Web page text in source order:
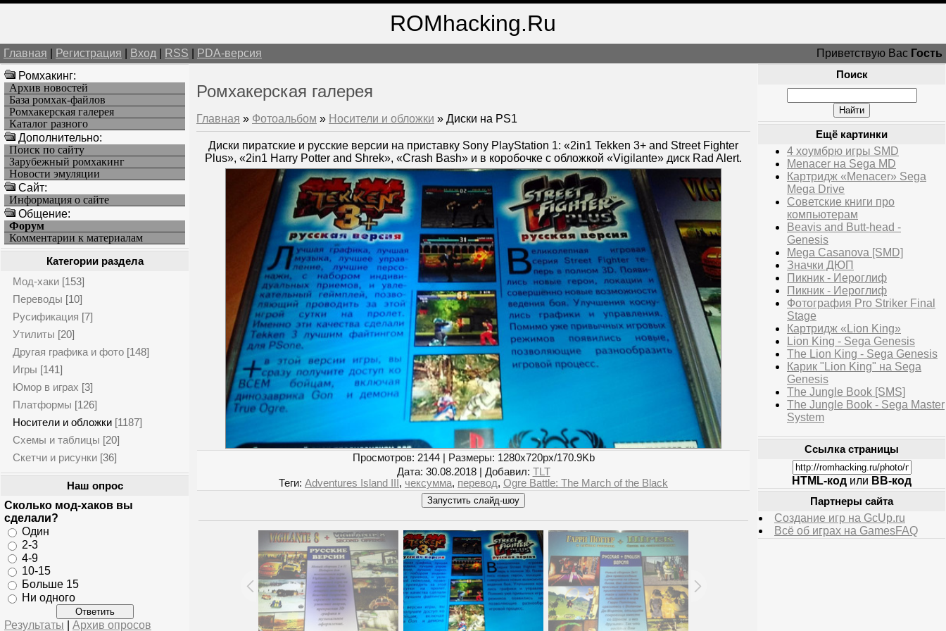
ROMhacking.Ru
Главная Регистрация Вход RSS PDA-версия Приветствую Вас Гость
Ромхакинг:
Архив новостей
База ромхак-файлов
Ромхакерская галерея
Каталог разного
Дополнительно:
Поиск по сайту
Зарубежный ромхакинг
Новости эмуляции
Cайт:
Информация о сайте
Общение:
Форум
Комментарии к материалам
Категории раздела
Мод-хаки [153]
Переводы [10]
Русификация [7]
Утилиты [20]
Другая графика и фото [148]
Игры [141]
Юмор в играх [3]
Платформы [126]
Носители и обложки [1187]
Схемы и таблицы [20]
Скетчи и рисунки [36]
Наш опрос
Сколько мод-хаков вы
сделали?
Один
2-3
4-9
10-15
Больше 15
Ни одного
Результаты Архив опросов
Ромхакерская галерея
Главная » Фотоальбом » Носители и обложки » Диски на PS1
Диски пиратские и русские версии на приставку Sony PlayStation 1: «2in1 Tekken 3+ and Street Fighter
Plus», «2in1 Harry Potter and Shrek», «Crash Bash» и в коробочке с обложкой «Vigilante» диск Rad Alert.
Просмотров: 2144 | Размеры: 1280x720px/170.9Kb
Дата: 30.08.2018 | Добавил: TLT
Теги: Adventures Island III , чексумма, перевод, Ogre Battle: The March of the Black
Поиск
Ещё картинки
4 хоумбрю игры SMD
Menacer на Sega MD
Картридж «Menacer» Sega
Mega Drive
Советские книги про
компьютерам
Beavis and Butt-head -
Genesis
Mega Casanova [SMD]
Значки ДЮП
Пикник - Иероглиф
Пикник - Иероглиф
Фотография Pro Striker Final
Stage
Картридж «Lion King»
Lion King - Sega Genesis
The Lion King - Sega Genesis
Карик "Lion King" на Sega
Genesis
The Jungle Book [SMS]
The Jungle Book - Sega Master
System
Ссылка страницы
HTML-код или BB-код
Партнеры сайта
Создание игр на GcUp.ru
Всё об играх на GamesFAQ